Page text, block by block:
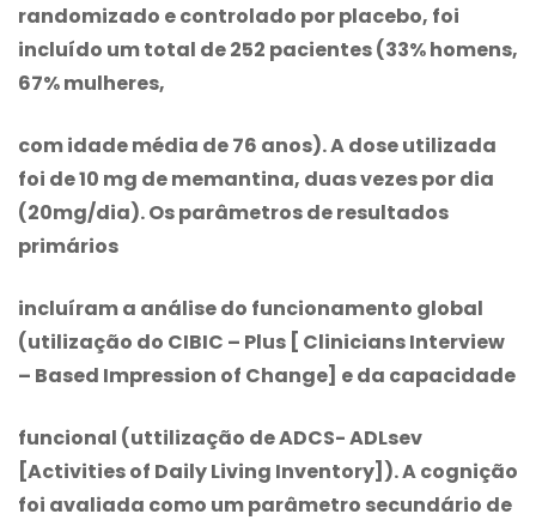
randomizado e controlado por placebo, foi
incluído um total de 252 pacientes (33% homens,
67% mulheres,
com idade média de 76 anos). A dose utilizada
foi de 10 mg de memantina, duas vezes por dia
(20mg/dia). Os parâmetros de resultados
primários
incluíram a análise do funcionamento global
(utilização do CIBIC – Plus [ Clinicians Interview
– Based Impression of Change] e da capacidade
funcional (uttilização de ADCS- ADLsev
[Activities of Daily Living Inventory]). A cognição
foi avaliada como um parâmetro secundário de